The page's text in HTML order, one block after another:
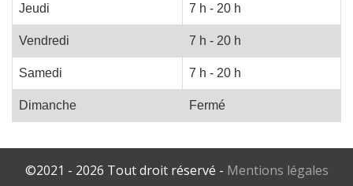
Jeudi 7 h - 20 h
Vendredi 7 h - 20 h
Samedi 7 h - 20 h
Dimanche Fermé
©2021 - 2026 Tout droit réservé - Mentions légales